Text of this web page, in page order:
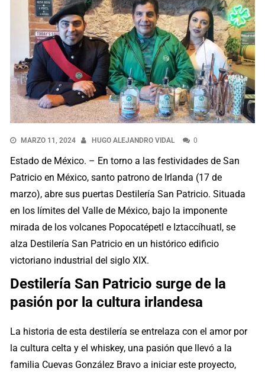
MARZO 11, 2024 HUGO ALEJANDRO VIDAL 0
Estado de México. – En torno a las festividades de San
Patricio en México, santo patrono de Irlanda (17 de
marzo), abre sus puertas Destilería San Patricio. Situada
en los límites del Valle de México, bajo la imponente
mirada de los volcanes Popocatépetl e Iztaccíhuatl, se
alza Destilería San Patricio en un histórico edificio
victoriano industrial del siglo XIX.
Destilería San Patricio surge de la
pasión por la cultura irlandesa
La historia de esta destilería se entrelaza con el amor por
la cultura celta y el whiskey, una pasión que llevó a la
familia Cuevas González Bravo a iniciar este proyecto,